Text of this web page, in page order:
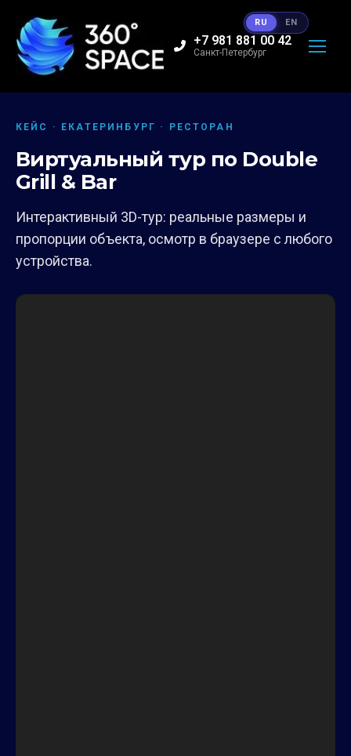
+7 981 881 00 42
Санкт-Петербург
КЕЙС · ЕКАТЕРИНБУРГ · РЕСТОРАН
Виртуальный тур по Double
Grill & Bar
Интерактивный 3D-тур: реальные размеры и
пропорции объекта, осмотр в браузере с любого
устройства.
RU EN